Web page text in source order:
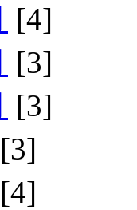
[4]
[3]
[3]
[3]
[4]